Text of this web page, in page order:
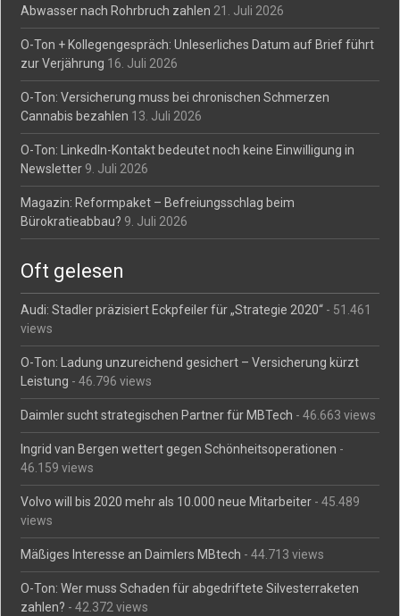
Abwasser nach Rohrbruch zahlen 21. Juli 2026
O-Ton + Kollegengespräch: Unleserliches Datum auf Brief führt
zur Verjährung 16. Juli 2026
O-Ton: Versicherung muss bei chronischen Schmerzen
Cannabis bezahlen 13. Juli 2026
O-Ton: LinkedIn-Kontakt bedeutet noch keine Einwilligung in
Newsletter 9. Juli 2026
Magazin: Reformpaket – Befreiungsschlag beim
Bürokratieabbau? 9. Juli 2026
Oft gelesen
Audi: Stadler präzisiert Eckpfeiler für „Strategie 2020“ - 51.461
views
O-Ton: Ladung unzureichend gesichert – Versicherung kürzt
Leistung - 46.796 views
Daimler sucht strategischen Partner für MBTech - 46.663 views
Ingrid van Bergen wettert gegen Schönheitsoperationen -
46.159 views
Volvo will bis 2020 mehr als 10.000 neue Mitarbeiter - 45.489
views
Mäßiges Interesse an Daimlers MBtech - 44.713 views
O-Ton: Wer muss Schaden für abgedriftete Silvesterraketen
zahlen? - 42.372 views